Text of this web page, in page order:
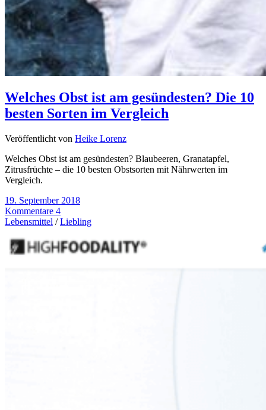
Welches Obst ist am gesündesten? Die 10
besten Sorten im Vergleich
Veröffentlicht von Heike Lorenz
Welches Obst ist am gesündesten? Blaubeeren, Granatapfel,
Zitrusfrüchte – die 10 besten Obstsorten mit Nährwerten im
Vergleich.
19. September 2018
Kommentare 4
Lebensmittel /Liebling